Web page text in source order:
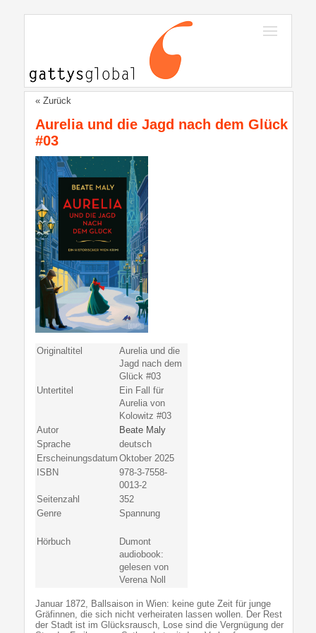
« Zurück
Aurelia und die Jagd nach dem Glück
#03
Originaltitel
Aurelia und die
Jagd nach dem
Glück #03
Untertitel
Ein Fall für
Aurelia von
Kolowitz #03
Autor
Beate Maly
Sprache
deutsch
Erscheinungsdatum Oktober 2025
ISBN
978-3-7558-
0013-2
Seitenzahl
352
Genre
Spannung
Hörbuch
Dumont
audiobook:
gelesen von
Verena Noll
Januar 1872, Ballsaison in Wien: keine gute Zeit für junge
Gräfinnen, die sich nicht verheiraten lassen wollen. Der Rest
der Stadt ist im Glücksrausch, Lose sind die Vergnügung der